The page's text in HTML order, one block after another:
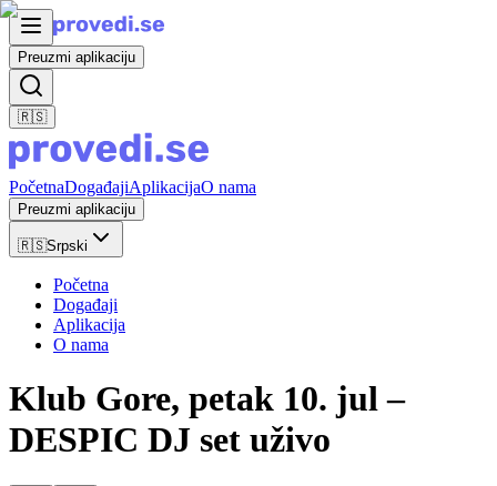
Preuzmi aplikaciju
🇷🇸
PočetnaDogađajiAplikacijaO nama
Preuzmi aplikaciju
🇷🇸Srpski
Početna
Događaji
Aplikacija
O nama
Klub Gore, petak 10. jul –
DESPIC DJ set uživo